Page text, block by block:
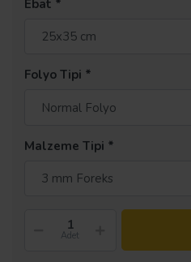
Ebat
Folyo Tipi
Malzeme Tipi
Adet